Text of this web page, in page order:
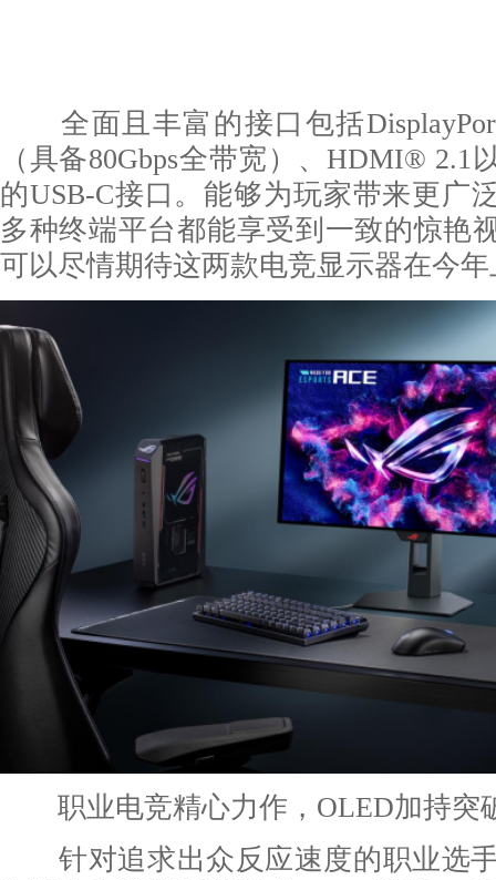
全面且丰富的接口包括
（具备80Gbps全带宽）、HDMI® 2.1
的USB-C接口。能够为玩家带来更广
多种终端平台都能享受到一致的惊艳
可以尽情期待这两款电竞显示器在今
职业电竞精心力作，OLED加持突
针对追求出众反应速度的职业选手